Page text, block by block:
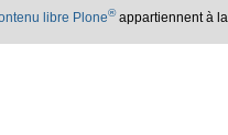
libre Plone®appartiennent à la